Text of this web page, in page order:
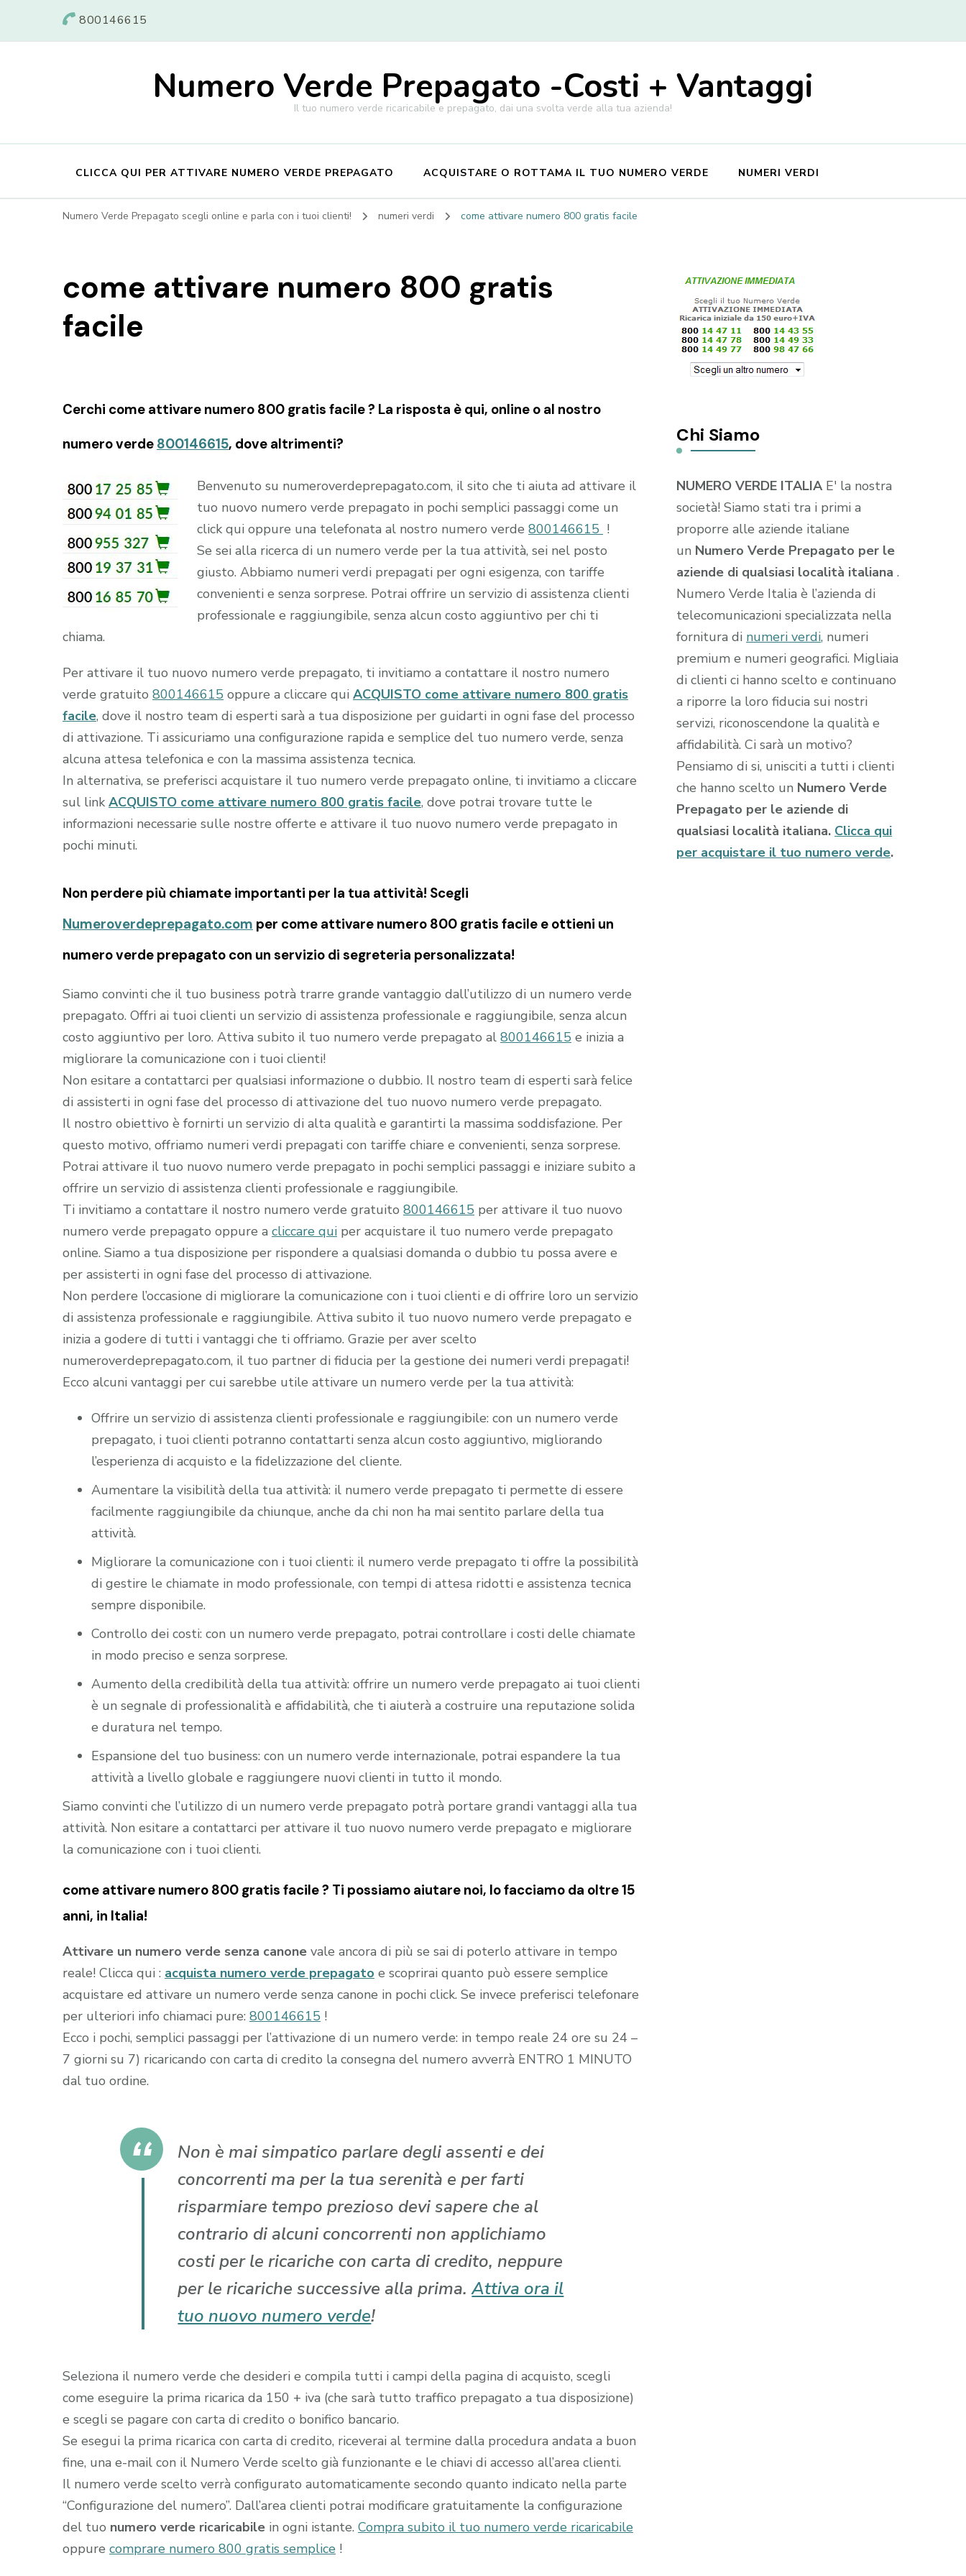
800146615
Numero Verde Prepagato -Costi + Vantaggi
Il tuo numero verde ricaricabile e prepagato, dai una svolta verde alla tua azienda!
CLICCA QUI PER ATTIVARE NUMERO VERDE PREPAGATO ACQUISTARE O ROTTAMA IL TUO NUMERO VERDE NUMERI VERDI
Numero Verde Prepagato scegli online e parla con i tuoi clienti! numeri verdi come attivare numero 800 gratis facile
come attivare numero 800 gratis
facile
Cerchi come attivare numero 800 gratis facile ? La risposta è qui, online o al nostro
numero verde 800146615, dove altrimenti?
Benvenuto su numeroverdeprepagato.com, il sito che ti aiuta ad attivare il
tuo nuovo numero verde prepagato in pochi semplici passaggi come un
click qui oppure una telefonata al nostro numero verde 800146615 !
Se sei alla ricerca di un numero verde per la tua attività, sei nel posto
giusto. Abbiamo numeri verdi prepagati per ogni esigenza, con tariffe
convenienti e senza sorprese. Potrai offrire un servizio di assistenza clienti
professionale e raggiungibile, senza alcun costo aggiuntivo per chi ti
chiama.
Per attivare il tuo nuovo numero verde prepagato, ti invitiamo a contattare il nostro numero
verde gratuito 800146615 oppure a cliccare qui ACQUISTO come attivare numero 800 gratis
facile, dove il nostro team di esperti sarà a tua disposizione per guidarti in ogni fase del processo
di attivazione. Ti assicuriamo una configurazione rapida e semplice del tuo numero verde, senza
alcuna attesa telefonica e con la massima assistenza tecnica.
In alternativa, se preferisci acquistare il tuo numero verde prepagato online, ti invitiamo a cliccare
sul link ACQUISTO come attivare numero 800 gratis facile, dove potrai trovare tutte le
informazioni necessarie sulle nostre offerte e attivare il tuo nuovo numero verde prepagato in
pochi minuti.
Non perdere più chiamate importanti per la tua attività! Scegli
Numeroverdeprepagato.com per come attivare numero 800 gratis facile e ottieni un
numero verde prepagato con un servizio di segreteria personalizzata!
Siamo convinti che il tuo business potrà trarre grande vantaggio dall’utilizzo di un numero verde
prepagato. Offri ai tuoi clienti un servizio di assistenza professionale e raggiungibile, senza alcun
costo aggiuntivo per loro. Attiva subito il tuo numero verde prepagato al 800146615 e inizia a
migliorare la comunicazione con i tuoi clienti!
Non esitare a contattarci per qualsiasi informazione o dubbio. Il nostro team di esperti sarà felice
di assisterti in ogni fase del processo di attivazione del tuo nuovo numero verde prepagato.
Il nostro obiettivo è fornirti un servizio di alta qualità e garantirti la massima soddisfazione. Per
questo motivo, offriamo numeri verdi prepagati con tariffe chiare e convenienti, senza sorprese.
Potrai attivare il tuo nuovo numero verde prepagato in pochi semplici passaggi e iniziare subito a
offrire un servizio di assistenza clienti professionale e raggiungibile.
Ti invitiamo a contattare il nostro numero verde gratuito 800146615 per attivare il tuo nuovo
numero verde prepagato oppure a cliccare qui per acquistare il tuo numero verde prepagato
online. Siamo a tua disposizione per rispondere a qualsiasi domanda o dubbio tu possa avere e
per assisterti in ogni fase del processo di attivazione.
Non perdere l’occasione di migliorare la comunicazione con i tuoi clienti e di offrire loro un servizio
di assistenza professionale e raggiungibile. Attiva subito il tuo nuovo numero verde prepagato e
inizia a godere di tutti i vantaggi che ti offriamo. Grazie per aver scelto
numeroverdeprepagato.com, il tuo partner di fiducia per la gestione dei numeri verdi prepagati!
Ecco alcuni vantaggi per cui sarebbe utile attivare un numero verde per la tua attività:
Offrire un servizio di assistenza clienti professionale e raggiungibile: con un numero verde
prepagato, i tuoi clienti potranno contattarti senza alcun costo aggiuntivo, migliorando
l’esperienza di acquisto e la fidelizzazione del cliente.
Aumentare la visibilità della tua attività: il numero verde prepagato ti permette di essere
facilmente raggiungibile da chiunque, anche da chi non ha mai sentito parlare della tua
attività.
Migliorare la comunicazione con i tuoi clienti: il numero verde prepagato ti offre la possibilità
di gestire le chiamate in modo professionale, con tempi di attesa ridotti e assistenza tecnica
sempre disponibile.
Controllo dei costi: con un numero verde prepagato, potrai controllare i costi delle chiamate
in modo preciso e senza sorprese.
Aumento della credibilità della tua attività: offrire un numero verde prepagato ai tuoi clienti
è un segnale di professionalità e affidabilità, che ti aiuterà a costruire una reputazione solida
e duratura nel tempo.
Espansione del tuo business: con un numero verde internazionale, potrai espandere la tua
attività a livello globale e raggiungere nuovi clienti in tutto il mondo.
Siamo convinti che l’utilizzo di un numero verde prepagato potrà portare grandi vantaggi alla tua
attività. Non esitare a contattarci per attivare il tuo nuovo numero verde prepagato e migliorare
la comunicazione con i tuoi clienti.
come attivare numero 800 gratis facile ? Ti possiamo aiutare noi, lo facciamo da oltre 15
anni, in Italia!
Attivare un numero verde senza canone vale ancora di più se sai di poterlo attivare in tempo
reale! Clicca qui : acquista numero verde prepagato e scoprirai quanto può essere semplice
acquistare ed attivare un numero verde senza canone in pochi click. Se invece preferisci telefonare
per ulteriori info chiamaci pure: 800146615 !
Ecco i pochi, semplici passaggi per l’attivazione di un numero verde: in tempo reale 24 ore su 24 –
7 giorni su 7) ricaricando con carta di credito la consegna del numero avverrà ENTRO 1 MINUTO
dal tuo ordine.
Non è mai simpatico parlare degli assenti e dei
concorrenti ma per la tua serenità e per farti
risparmiare tempo prezioso devi sapere che al
contrario di alcuni concorrenti non applichiamo
costi per le ricariche con carta di credito, neppure
per le ricariche successive alla prima.Attiva ora il
tuo nuovo numero verde!
Seleziona il numero verde che desideri e compila tutti i campi della pagina di acquisto, scegli
come eseguire la prima ricarica da 150 + iva (che sarà tutto traffico prepagato a tua disposizione)
e scegli se pagare con carta di credito o bonifico bancario.
Se esegui la prima ricarica con carta di credito, riceverai al termine dalla procedura andata a buon
fine, una e-mail con il Numero Verde scelto già funzionante e le chiavi di accesso all’area clienti.
Il numero verde scelto verrà configurato automaticamente secondo quanto indicato nella parte
“Configurazione del numero”. Dall’area clienti potrai modificare gratuitamente la configurazione
del tuo numero verde ricaricabile in ogni istante. Compra subito il tuo numero verde ricaricabile
oppure comprare numero 800 gratis semplice !
Chi Siamo
NUMERO VERDE ITALIAE' la nostra
società! Siamo stati tra i primi a
proporre alle aziende italiane
un Numero Verde Prepagato per le
aziende di qualsiasi località italiana.
Numero Verde Italia è l’azienda di
telecomunicazioni specializzata nella
fornitura di numeri verdi, numeri
premium e numeri geografici. Migliaia
di clienti ci hanno scelto e continuano
a riporre la loro fiducia sui nostri
servizi, riconoscendone la qualità e
affidabilità. Ci sarà un motivo?
Pensiamo di si, unisciti a tutti i clienti
che hanno scelto un Numero Verde
Prepagato per le aziende di
qualsiasi località italiana. Clicca qui
per acquistare il tuo numero verde.